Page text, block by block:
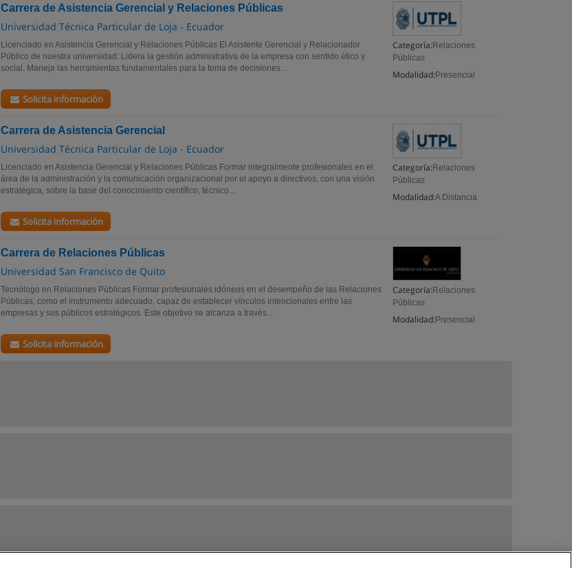
Carrera de Asistencia Gerencial y Relaciones Públicas
Universidad Técnica Particular de Loja - Ecuador
Categoría: Relaciones
Públicas
Modalidad: Presencial
Licenciado en Asistencia Gerencial y Relaciones Públicas El Asistente Gerencial y Relacionador
Público de nuestra universidad: Lidera la gestión administrativa de la empresa con sentido ético y
social. Maneja las herramientas fundamentales para la toma de decisiones...
Solicita información
Carrera de Asistencia Gerencial
Universidad Técnica Particular de Loja - Ecuador
Categoría: Relaciones
Públicas
Modalidad:A Distancia
Licenciado en Asistencia Gerencial y Relaciones Públicas Formar integralmente profesionales en el
área de la administración y la comunicación organizacional por el apoyo a directivos, con una visión
estratégica, sobre la base del conocimiento científico, técnico...
Solicita información
Carrera de Relaciones Públicas
Universidad San Francisco de Quito
Categoría: Relaciones
Públicas
Modalidad: Presencial
Tecnólogo en Relaciones Públicas Formar profesionales idóneos en el desempeño de las Relaciones
Públicas, como el instrumento adecuado, capaz de establecer vínculos intencionales entre las
empresas y sus públicos estratégicos. Este objetivo se alcanza a través...
Solicita información